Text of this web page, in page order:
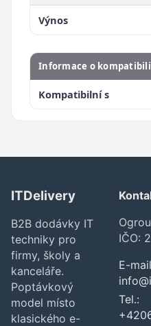
Výnos
Informace o
Kompatibilní s
ITDelivery
B2B dodávky IT
techniky pro
firmy, školy a
kanceláře.
Poptávkový
model místo
klasického e-
IČO:
E-
Tel.: